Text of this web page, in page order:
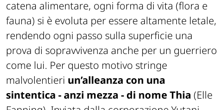
catena alimentare, ogni forma di vita (flora e
fauna) si è evoluta per essere altamente letale,
rendendo ogni passo sulla superficie una
prova di sopravvivenza anche per un guerriero
come lui. Per questo motivo stringe
malvolentieri un’alleanza con una
sintentica - anzi mezza - di nome Thia (Elle